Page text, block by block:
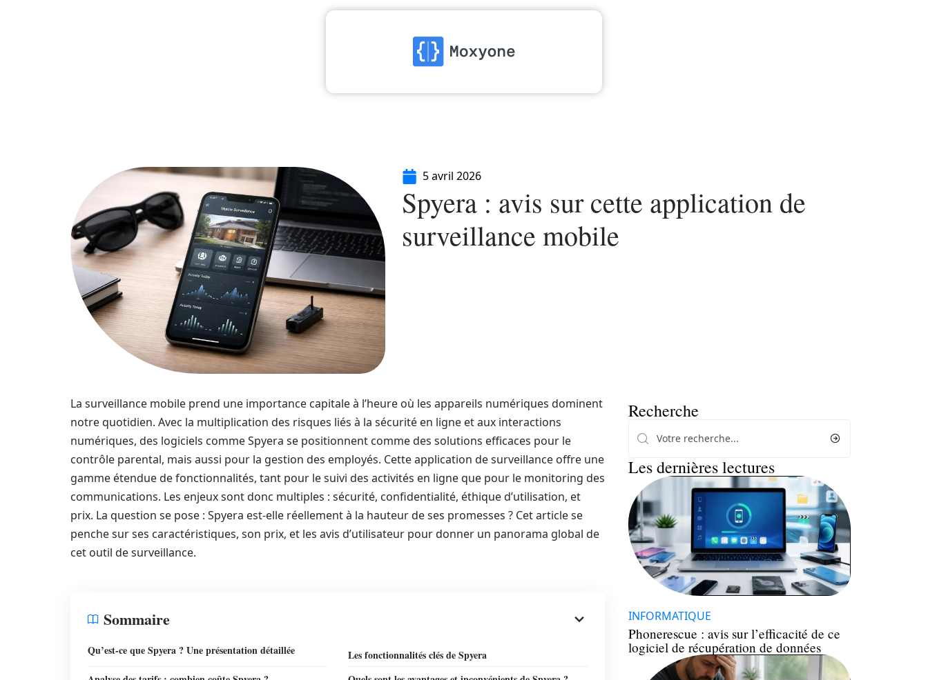
5 avril 2026
Spyera : avis sur cette application de
surveillance mobile
La surveillance mobile prend une importance capitale à l’heure où les appareils numériques dominent
notre quotidien. Avec la multiplication des risques liés à la sécurité en ligne et aux interactions
numériques, des logiciels comme Spyera se positionnent comme des solutions efficaces pour le
contrôle parental, mais aussi pour la gestion des employés. Cette application de surveillance offre une
gamme étendue de fonctionnalités, tant pour le suivi des activités en ligne que pour le monitoring des
communications. Les enjeux sont donc multiples : sécurité, confidentialité, éthique d’utilisation, et
prix. La question se pose : Spyera est-elle réellement à la hauteur de ses promesses ? Cet article se
penche sur ses caractéristiques, son prix, et les avis d’utilisateur pour donner un panorama global de
cet outil de surveillance.
Sommaire
Qu’est-ce que Spyera ? Une présentation détaillée
Les fonctionnalités clés de Spyera
Recherche
Les dernières lectures
INFORMATIQUE
Phonerescue : avis sur l’efficacité de ce
logiciel de récupération de données